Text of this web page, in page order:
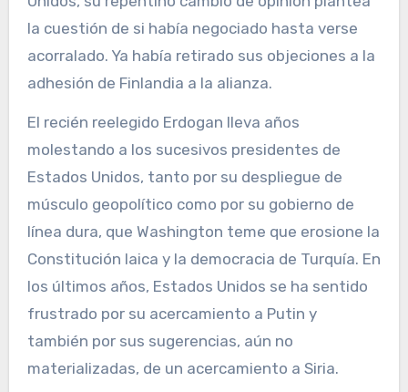
la cuestión de si había negociado hasta verse
acorralado. Ya había retirado sus objeciones a la
adhesión de Finlandia a la alianza.
El recién reelegido Erdogan lleva años
molestando a los sucesivos presidentes de
Estados Unidos, tanto por su despliegue de
músculo geopolítico como por su gobierno de
línea dura, que Washington teme que erosione la
Constitución laica y la democracia de Turquía. En
los últimos años, Estados Unidos se ha sentido
frustrado por su acercamiento a Putin y
también por sus sugerencias, aún no
materializadas, de un acercamiento a Siria.